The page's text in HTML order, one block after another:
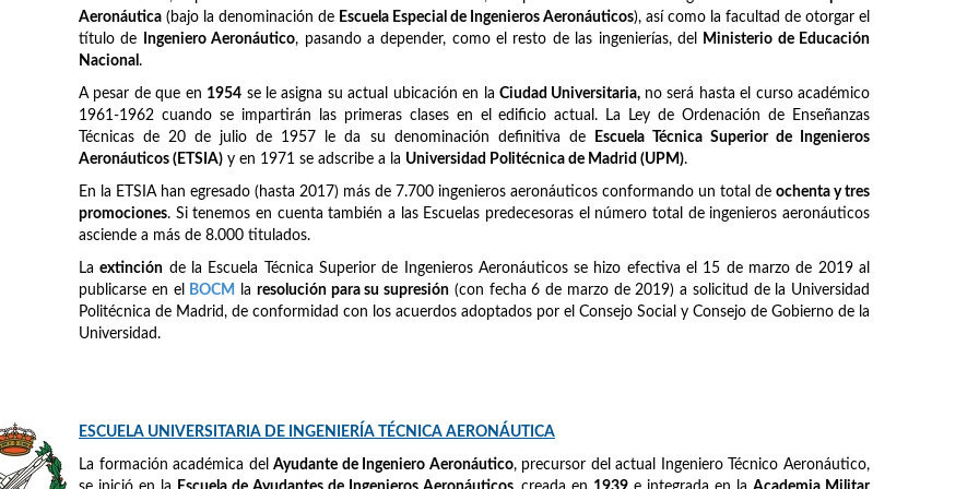
Aeronáutica (bajo la denominación de Escuela Especial de Ingenieros Aeronáuticos), así como la facultad de otorgar el
título de
Ingeniero Aeronáutico, pasando a depender, como el resto de las ingenierías, del
Ministerio de Educación
Nacional .
A pesar de que en 1954 se le asigna su actual ubicación en laCiudad Universitaria, no será hasta el curso académico
1961-1962 cuando se impartirán las primeras clases en el edificio actual. La Ley de Ordenación de Enseñanzas
Técnicas de 20 de julio de 1957 le da su denominación definitiva de
Escuela Técnica Superior de Ingenieros
Aeronáuticos (ETSIA) y en 1971 se adscribe a la Universidad Politécnica de Madrid (UPM).
En la ETSIA han egresado (hasta 2017) más de 7.700 ingenieros aeronáuticos conformando un total de ochenta y tres
promociones. Si tenemos en cuenta también a las Escuelas predecesoras el número total de ingenieros aeronáuticos
asciende a más de 8.000 titulados.
Laextinción de la Escuela Técnica Superior de Ingenieros Aeronáuticos se hizo efectiva el 15 de marzo de 2019 al
publicarse en el
BOCM la resolución para su supresión (con fecha 6 de marzo de 2019) a solicitud de la Universidad
Politécnica de Madrid, de conformidad con los acuerdos adoptados por el Consejo Social y Consejo de Gobierno de la
Universidad.
ESCUELA UNIVERSITARIA DE INGENIERÍA TÉCNICA AERONÁUTICA
La formación académica delAyudante de Ingeniero Aeronáutico, precursor del actual Ingeniero Técnico Aeronáutico,